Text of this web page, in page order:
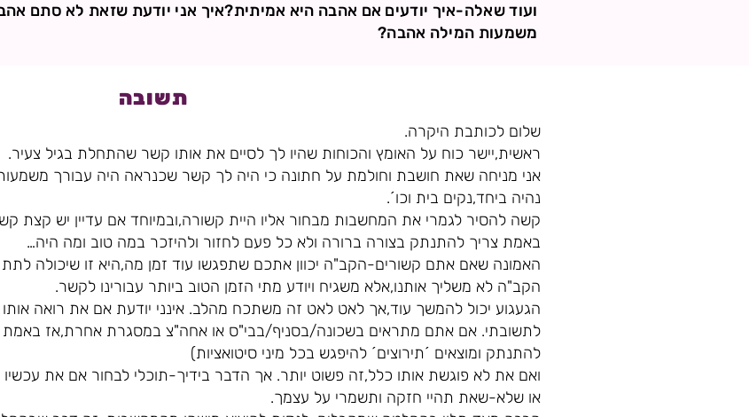
ועוד שאלה-איך יודעים אם אהבה היא אמיתית?איך אני יודעת שזאת לא סתם
משמעות המילה אהבה?
תשובה
שלום לכותבת היקרה.
ראשית,יישר כוח על האומץ והכוחות שהיו לך לסיים את אותו קשר שהתחלת בגיל צעיר.
אני מניחה שאת חושבת וחולמת על חתונה כי היה לך קשר שכנראה היה עבורך
נהיה ביחד,נקים בית וכו´.
קשה להסיר לגמרי את המחשבות מבחור אליו היית קשורה,ובמיוחד אם עדיין יש קצת
באמת צריך להתנתק בצורה ברורה ולא כל פעם לחזור ולהיזכר במה טוב ומה היה…
האמונה שאם אתם קשורים-הקב"ה יכוון אתכם שתפגשו עוד זמן מה,היא זו שיכולה
הקב"ה לא משליך אותנו,אלא משגיח ויודע מתי הזמן הטוב ביותר עבורינו לקשר.
הגעגוע יכול להמשך עוד,אך לאט לאט זה משתכח מהלב. אינני יודעת אם את רואה
לתשובתי. אם אתם מתראים בשכונה/בסניף/בבי"ס או אחה"צ במסגרת אחרת,אז באמת
להתנתק ומוצאים ´תירוצים´ להיפגש בכל מיני סיטואציות)
ואם את לא פוגשת אותו כלל,זה פשוט יותר. אך הדבר בידיך-תוכלי לבחור אם את
או שלא-שאת תהיי חזקה ותשמרי על עצמך.